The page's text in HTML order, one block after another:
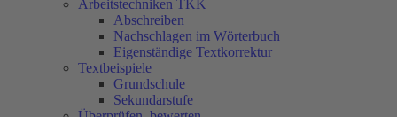
Arbeitstechniken TKK
Abschreiben
Nachschlagen im Wörterbuch
Eigenständige Textkorrektur
Textbeispiele
Grundschule
Sekundarstufe